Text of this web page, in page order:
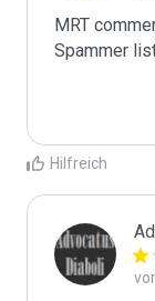
MRT
Spammer
Hilfreich